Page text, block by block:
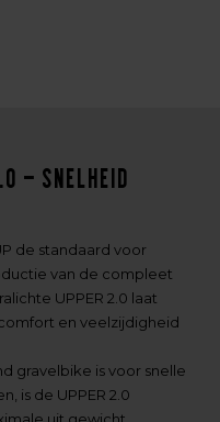
– Snelheid
de standaard voor
van de compleet
UPPER 2.0 laat
en veelzijdigheid
gravelbike is voor snelle
is de UPPER 2.0